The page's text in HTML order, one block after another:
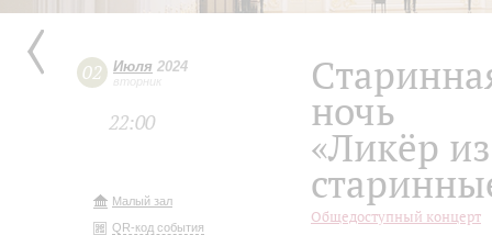
02 Июля 2024
вторник
22:00
Малый зал
QR-код события
ночь
«Ликёр
Общедоступный концерт